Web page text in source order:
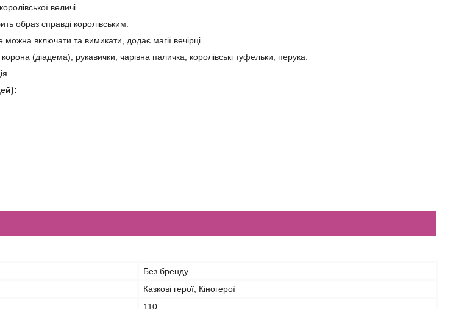
величі.
образ справді королівським.
можна включати та вимикати, додає магії вечірці.
(діадема), рукавички, чарівна паличка, королівські туфельки, перука.
Без бренду
Казкові герої, Кіногерої
110